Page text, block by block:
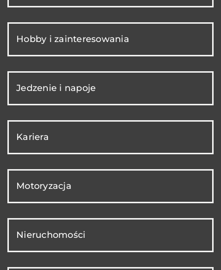
Hobby i zainteresowania
Jedzenie i napoje
Kariera
Motoryzacja
Nieruchomości